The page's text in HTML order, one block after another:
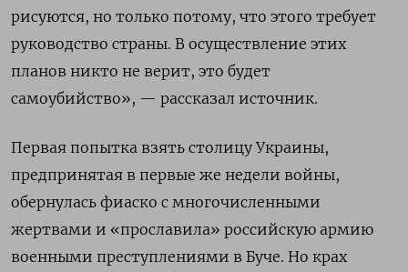
рисуются, но только потому, что этого требует
руководство страны. В осуществление этих
планов никто не верит, это будет
самоубийство», — рассказал источник.
Первая попытка взять столицу Украины,
предпринятая в первые же недели войны,
обернулась фиаско с многочисленными
жертвами и «прославила» российскую армию
военными преступлениями в Буче. Но крах